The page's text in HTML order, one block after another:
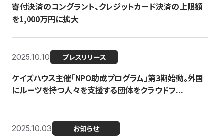
寄付決済のコングラント、クレジットカード決済の上限額
を1,000万円に拡大
2025.10.10 プレスリリース
ケイズハウス主催「NPO助成プログラム」第3期始動。外国
にルーツを持つ人々を支援する団体をクラウドフ...
2025.10.03 お知らせ